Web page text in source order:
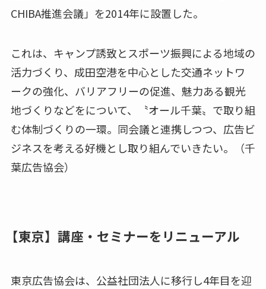
CHIBA推進会議」を2014年に設置した。
これは、キャンプ誘致とスポーツ振興による地域の
活力づくり、成田空港を中心とした交通ネットワ
ークの強化、バリアフリーの促進、魅力ある観光
地づくりなどをについて、〝オール千葉〟で取り組
む体制づくりの一環。同会議と連携しつつ、広告ビ
ジネスを考える好機とし取り組んでいきたい。（千
葉広告協会）
【東京】講座・セミナーをリニューアル
東京広告協会は、公益社団法人に移行し4年目を迎